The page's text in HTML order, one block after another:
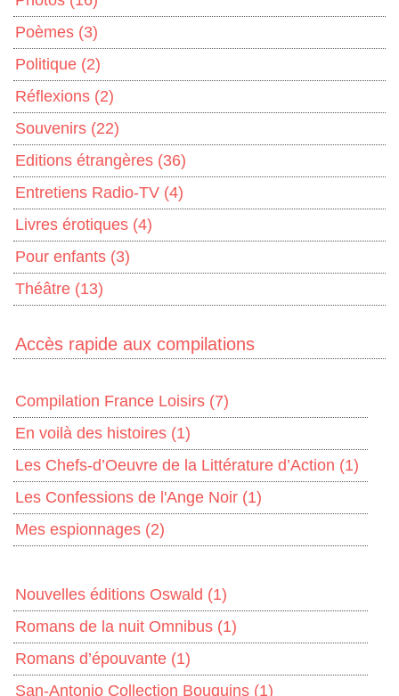
Poèmes (3)
Politique (2)
Réflexions (2)
Souvenirs (22)
Editions étrangères (36)
Entretiens Radio-TV (4)
Livres érotiques (4)
Pour enfants (3)
Théâtre (13)
Accès rapide aux compilations
Compilation France Loisirs (7)
En voilà des histoires (1)
Les Chefs-d’Oeuvre de la Littérature d’Action (1)
Les Confessions de l'Ange Noir (1)
Mes espionnages (2)
Nouvelles éditions Oswald (1)
Romans de la nuit Omnibus (1)
Romans d’épouvante (1)
San-Antonio Collection Bouquins (1)